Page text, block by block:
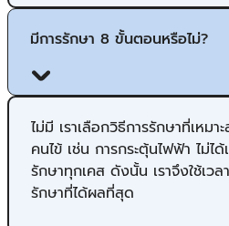
มีการรักษา 8 ขั้นตอนหรือไม่?
ไม่มี เราเลือกวิธีการรักษาที่เหม
คนไข้ เช่น การกระตุ้นไฟฟ้า ไม่ไ
รักษาทุกเคส ดังนั้น เราจึงใช้เว
รักษาที่ได้ผลที่สุด